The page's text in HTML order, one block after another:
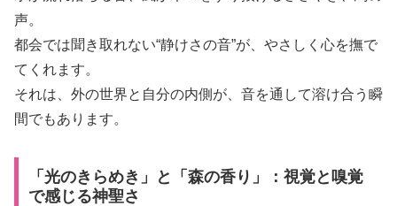
声。
都会では聞き取れない“静けさの音”が、やさしく心を撫で
てくれます。
それは、外の世界と自分の内側が、音を通して溶け合う瞬
間でもあります。
「光のきらめき」と「森の香り」：視覚と嗅覚
で感じる神聖さ